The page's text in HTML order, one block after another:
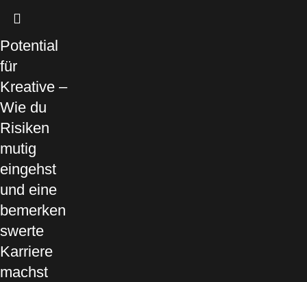
Potential
für
Kreative –
Wie du
Risiken
mutig
eingehst
und eine
bemerken
swerte
Karriere
machst